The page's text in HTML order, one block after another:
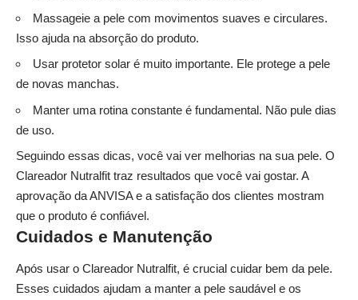
Massageie a pele com movimentos suaves e circulares.
Isso ajuda na absorção do produto.
Usar protetor solar é muito importante. Ele protege a pele
de novas manchas.
Manter uma rotina constante é fundamental. Não pule dias
de uso.
Seguindo essas dicas, você vai ver melhorias na sua pele. O
Clareador Nutralfit traz resultados que você vai gostar. A
aprovação da ANVISA e a satisfação dos clientes mostram
que o produto é confiável.
Cuidados e Manutenção
Após usar o Clareador Nutralfit, é crucial cuidar bem da pele.
Esses cuidados ajudam a manter a pele saudável e os